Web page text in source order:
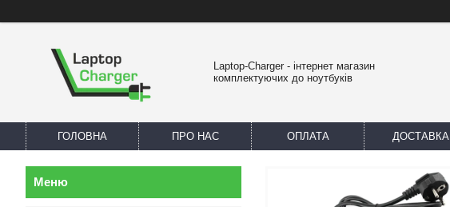
Laptop-Charger - інтернет магазин
комплектуючих до ноутбуків
ГОЛОВНА ПРО НАС ОПЛАТА ДОСТАВКА